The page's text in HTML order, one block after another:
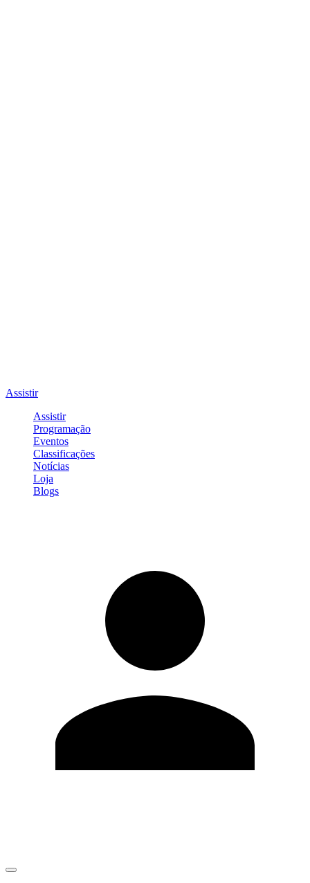
Assistir
Assistir
Programação
Eventos
Classificações
Notícias
Loja
Blogs